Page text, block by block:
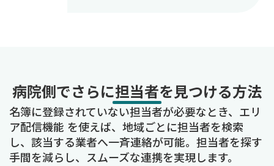
病院側でさらに担当者を見つける方法
名簿に登録されていない担当者が必要なとき、エリ
ア配信機能 を使えば、地域ごとに担当者を検索
し、該当する業者へ一斉連絡が可能。担当者を探す
手間を減らし、スムーズな連携を実現します。